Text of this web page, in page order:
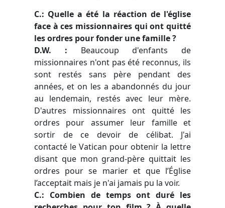
C.: Quelle a été la réaction de l'église
face à ces missionnaires qui ont quitté
les ordres pour fonder une famille ?
D.W. : Beaucoup d'enfants de
missionnaires n'ont pas été reconnus, ils
sont restés sans père pendant des
années, et on les a abandonnés du jour
au lendemain, restés avec leur mère.
D'autres missionnaires ont quitté les
ordres pour assumer leur famille et
sortir de ce devoir de célibat. J'ai
contacté le Vatican pour obtenir la lettre
disant que mon grand-père quittait les
ordres pour se marier et que l’Église
l’acceptait mais je n'ai jamais pu la voir.
C.: Combien de temps ont duré les